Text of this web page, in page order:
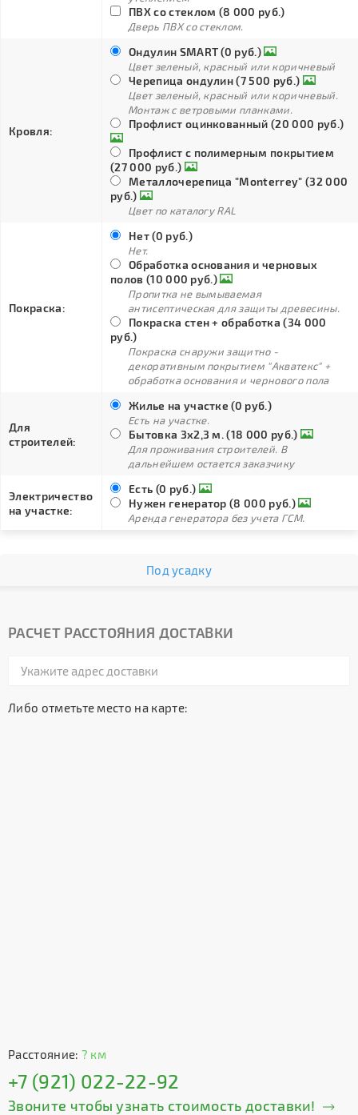
ПВХ со стеклом (8 000 руб.)
Дверь ПВХ со стеклом.
Кровля:
Ондулин SMART (0 руб.)
Цвет зеленый, красный или коричневый
Черепица ондулин (7 500 руб.)
Цвет зеленый, красный или коричневый.
Монтаж с ветровыми планками.
Профлист оцинкованный (20 000 руб.)
Профлист с полимерным покрытием
(27 000 руб.)
Металлочерепица "Monterrey" (32 000
руб.)
Цвет по каталогу RAL
Покраска:
Нет (0 руб.)
Нет.
Обработка основания и черновых
полов (10 000 руб.)
Пропитка не вымываемая
антисептическая для защиты древесины.
Покраска стен + обработка (34 000
руб.)
Покраска снаружи защитно -
декоративным покрытием "Акватекс" +
обработка основания и чернового пола
Для
строителей:
Жилье на участке (0 руб.)
Есть на участке.
Бытовка 3х2,3 м. (18 000 руб.)
Для проживания строителей. В
дальнейшем остается заказчику
Электричество
на участке:
Есть (0 руб.)
Нужен генератор (8 000 руб.)
Аренда генератора без учета ГСМ.
Под усадку
РАСЧЕТ РАССТОЯНИЯ ДОСТАВКИ
Либо отметьте место на карте:
Расстояние: ? км
+7 (921) 022-22-92
Звоните чтобы узнать стоимость доставки!